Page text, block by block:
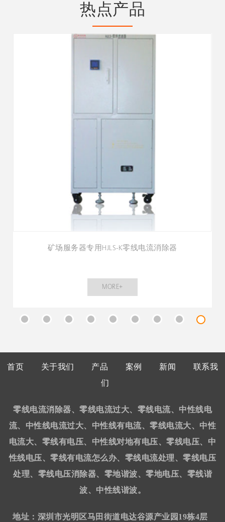
热点产品
矿场服务器专用HJLS-K零线电流消除器
MORE+
首页 关于我们 产品 案例 新闻
联系我
们
零线电流消除器、零线电流过大、零线电流、中性线电
流、中性线电流过大、中性线有电流、零线电流大、中性
电流大、零线有电压、中性线对地有电压、零线电压、中
性线电压、零线有电流怎么办、零线电流处理、零线电压
处理、零线电压消除器、零地谐波、零地电压、零线谐
波、中性线谐波。
地址：深圳市光明区马田街道电达谷源产业园19栋4层